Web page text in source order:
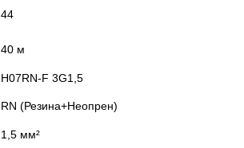
44
40 м
H07RN-F 3G1,5
RN (Резина+Неопрен)
1,5 мм²